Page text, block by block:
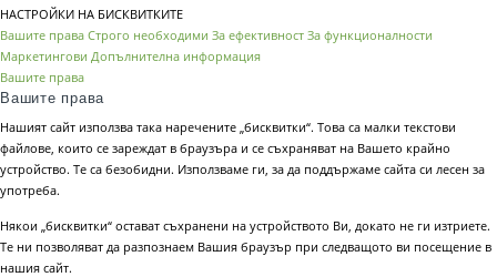
НАСТРОЙКИ НА БИСКВИТКИТЕ
Вашите права Строго необходими За ефективност За функционалности
Маркетингови Допълнителна информация
Вашите права
Вашите права
Нашият сайт използва така наречените „бисквитки“. Това са малки текстови
файлове, които се зареждат в браузъра и се съхраняват на Вашето крайно
устройство. Те са безобидни. Използваме ги, за да поддържаме сайта си лесен за
употреба.
Някои „бисквитки“ остават съхранени на устройството Ви, докато не ги изтриете.
Те ни позволяват да разпознаем Вашия браузър при следващото ви посещение в
нашия сайт.